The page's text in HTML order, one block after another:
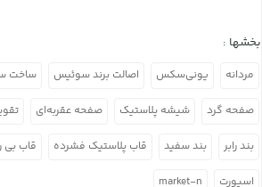
بخشها :
مردانه یونی‌سکس اصالت برند سوئیس ساخت
صفحه گرد شیشه پلاستیک صفحه عقربه‌ای
بند رابر بند سفید قاب پلاستیک فشرده قاب بی
اسپورت market-n